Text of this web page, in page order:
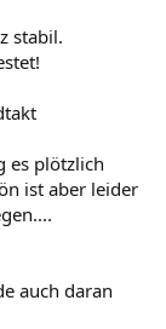
stabil.
es plötzlich
ist aber leider
auch daran